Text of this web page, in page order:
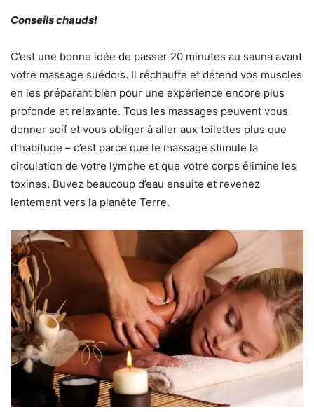
Conseils chauds!
C’est une bonne idée de passer 20 minutes au sauna avant
votre massage suédois. Il réchauffe et détend vos muscles
en les préparant bien pour une expérience encore plus
profonde et relaxante. Tous les massages peuvent vous
donner soif et vous obliger à aller aux toilettes plus que
d’habitude – c’est parce que le massage stimule la
circulation de votre lymphe et que votre corps élimine les
toxines. Buvez beaucoup d’eau ensuite et revenez
lentement vers la planète Terre.